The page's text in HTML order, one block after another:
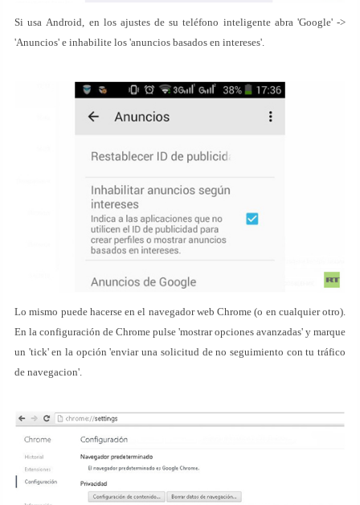
Si usa Android, en los ajustes de su teléfono inteligente abra 'Google' ->
'Anuncios' e inhabilite los 'anuncios basados en intereses'.
Lo mismo puede hacerse en el navegador web Chrome (o en cualquier otro).
En la configuración de Chrome pulse 'mostrar opciones avanzadas' y marque
un 'tick' en la opción 'enviar una solicitud de no seguimiento con tu tráfico
de navegacion'.